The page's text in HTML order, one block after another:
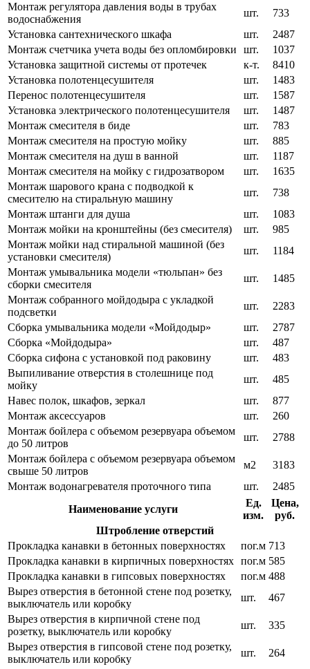
Монтаж регулятора давления воды в трубах
водоснабжения
шт.
733
Установка сантехнического шкафа
шт.
2487
Монтаж счетчика учета воды без опломбировки
шт.
1037
Установка защитной системы от протечек
к-т.
8410
Установка полотенцесушителя
шт.
1483
Перенос полотенцесушителя
шт.
1587
Установка электрического полотенцесушителя
шт.
1487
Монтаж смесителя в биде
шт.
783
Монтаж смесителя на простую мойку
шт.
885
Монтаж смесителя на душ в ванной
шт.
1187
Монтаж смесителя на мойку с гидрозатвором
шт.
1635
Монтаж шарового крана с подводкой к
смесителю на стиральную машину
шт.
738
Монтаж штанги для душа
шт.
1083
Монтаж мойки на кронштейны (без смесителя)
шт.
985
Монтаж мойки над стиральной машиной (без
установки смесителя)
шт.
1184
Монтаж умывальника модели «тюльпан» без
сборки смесителя
шт.
1485
Монтаж собранного мойдодыра с укладкой
подсветки
шт.
2283
Сборка умывальника модели «Мойдодыр»
шт.
2787
Сборка «Мойдодыра»
шт.
487
Сборка сифона с установкой под раковину
шт.
483
Выпиливание отверстия в столешнице под
мойку
шт.
485
Навес полок, шкафов, зеркал
шт.
877
Монтаж аксессуаров
шт.
260
Монтаж бойлера с объемом резервуара объемом
до 50 литров
шт.
2788
Монтаж бойлера с объемом резервуара объемом
свыше 50 литров
м2
3183
Монтаж водонагревателя проточного типа
шт.
2485
Наименование услуги
Ед.
изм.
Цена,
руб.
Штробление отверстий
Прокладка канавки в бетонных поверхностях
пог.м 713
Прокладка канавки в кирпичных поверхностях пог.м 585
Прокладка канавки в гипсовых поверхностях
пог.м 488
Вырез отверстия в бетонной стене под розетку,
выключатель или коробку
шт.
467
Вырез отверстия в кирпичной стене под
розетку, выключатель или коробку
шт.
335
Вырез отверстия в гипсовой стене под розетку,
выключатель или коробку
шт. 264